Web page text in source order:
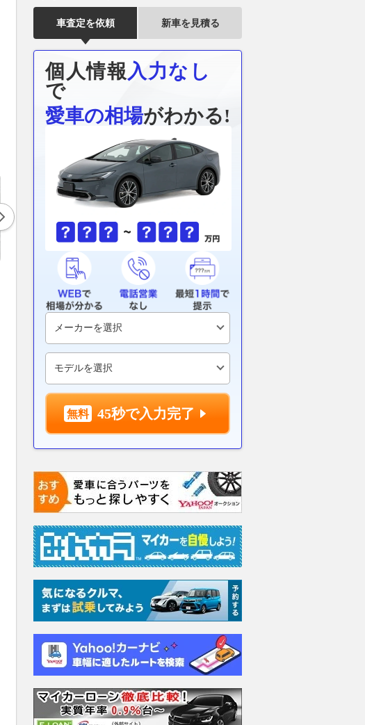
「所沢・川越」から群馬の温泉
へ直通！ 温泉地「東の横綱」
にまたまた新路線 JRバス
と“JRそっくりバス”で運行
2026.08.04
標高1390mにある「廃線の終着
駅」が大変化！ 道路に負けて
「10年で消滅」から58年 盛況
乗りものニュース
車査定を依頼 新車を見積る
個人情報 入力なし
で
愛車の相場がわかる!
45秒で入力完了